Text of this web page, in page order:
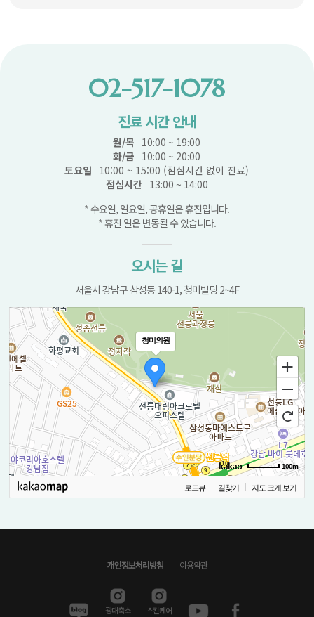
02-517-1078
진료 시간 안내
월/목 10:00 ~ 19:00
화/금 10:00 ~ 20:00
토요일 10:00 ~ 15:00 (점심시간 없이 진료)
점심시간 13:00 ~ 14:00
* 수요일, 일요일, 공휴일은 휴진입니다.
* 휴진 일은 변동될 수 있습니다.
오시는 길
서울시 강남구 삼성동 140-1, 청미빌딩 2~4F
청미의원
100m
로드뷰 길찾기 지도 크게 보기
개인정보처리방침 이용약관
광대축소 스킨케어